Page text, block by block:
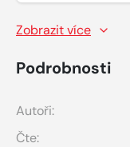
Zobrazit více
Podrobnosti
Autoři:
Čte: